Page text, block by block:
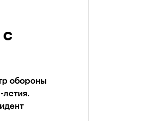
обороны
летия.